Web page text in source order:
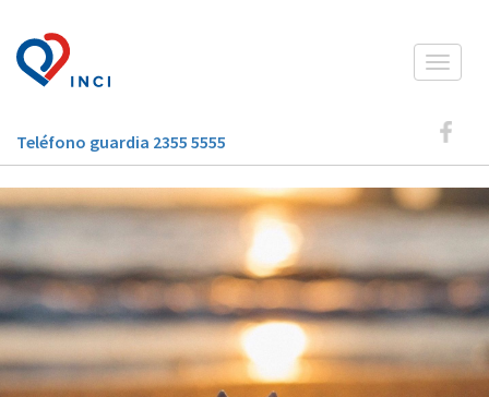
Toggle
Teléfono guardia 2355 5555